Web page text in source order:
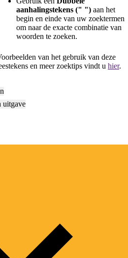
aanhalingstekens (" ") aan het
begin en einde van uw zoektermen
om naar de exacte combinatie van
woorden te zoeken.
van het gebruik van deze
en meer zoektips vindt u hier.
uitgave